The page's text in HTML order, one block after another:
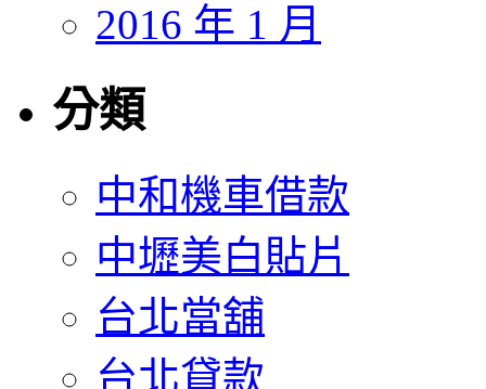
2016 年 1 月
分類
中和機車借款
中壢美白貼片
台北當舖
台北貸款